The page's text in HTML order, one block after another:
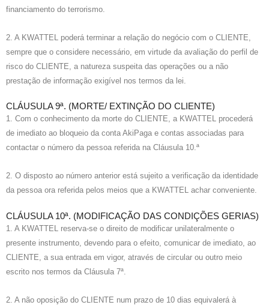
financiamento do terrorismo.
2. A KWATTEL poderá terminar a relação do negócio com o CLIENTE,
sempre que o considere necessário, em virtude da avaliação do perfil de
risco do CLIENTE, a natureza suspeita das operações ou a não
prestação de informação exigível nos termos da lei.
CLÁUSULA 9ª. (MORTE/ EXTINÇÃO DO CLIENTE)
1. Com o conhecimento da morte do CLIENTE, a KWATTEL procederá
de imediato ao bloqueio da conta AkiPaga e contas associadas para
contactar o número da pessoa referida na Cláusula 10.ª
2. O disposto ao número anterior está sujeito a verificação da identidade
da pessoa ora referida pelos meios que a KWATTEL achar conveniente.
CLÁUSULA 10ª. (MODIFICAÇÃO DAS CONDIÇÕES GERIAS)
1. A KWATTEL reserva-se o direito de modificar unilateralmente o
presente instrumento, devendo para o efeito, comunicar de imediato, ao
CLIENTE, a sua entrada em vigor, através de circular ou outro meio
escrito nos termos da Cláusula 7ª.
2. A não oposição do CLIENTE num prazo de 10 dias equivalerá à